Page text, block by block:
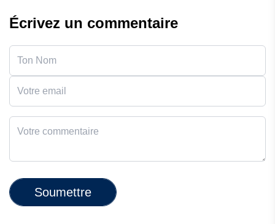
Écrivez un commentaire
Soumettre